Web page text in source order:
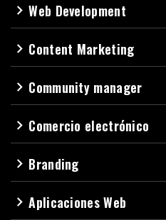
navigate_nextWeb Development
navigate_next Content Marketing
navigate_next Community manager
navigate_next Comercio electrónico
navigate_next Branding
navigate_nextAplicaciones Web